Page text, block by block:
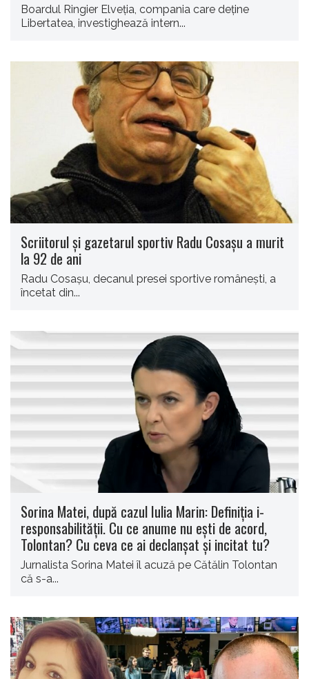
Boardul Ringier Elveţia, compania care deține
Libertatea, investighează intern...
Scriitorul şi gazetarul sportiv Radu Cosaşu a murit
la 92 de ani
Radu Cosaşu, decanul presei sportive româneşti, a
încetat din...
Sorina Matei, după cazul Iulia Marin: Definiția i-
responsabilității. Cu ce anume nu ești de acord,
Tolontan? Cu ceva ce ai declanșat și incitat tu?
Jurnalista Sorina Matei îl acuză pe Cătălin Tolontan
că s-a...